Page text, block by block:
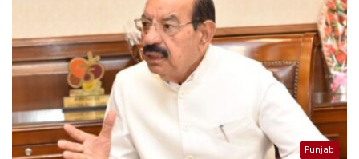
Punjab